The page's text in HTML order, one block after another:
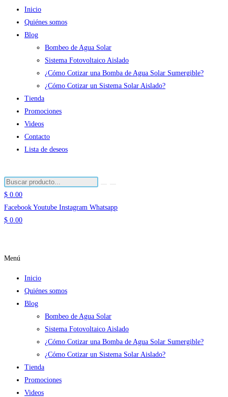
Inicio
Quiénes somos
Blog
Bombeo de Agua Solar
Sistema Fotovoltaico Aislado
¿Cómo Cotizar una Bomba de Agua Solar Sumergible?
¿Cómo Cotizar un Sistema Solar Aislado?
Tienda
Promociones
Videos
Contacto
Lista de deseos
$ 0.00
Facebook Youtube Instagram Whatsapp
$ 0.00
Menú
Inicio
Quiénes somos
Blog
Bombeo de Agua Solar
Sistema Fotovoltaico Aislado
¿Cómo Cotizar una Bomba de Agua Solar Sumergible?
¿Cómo Cotizar un Sistema Solar Aislado?
Tienda
Promociones
Videos